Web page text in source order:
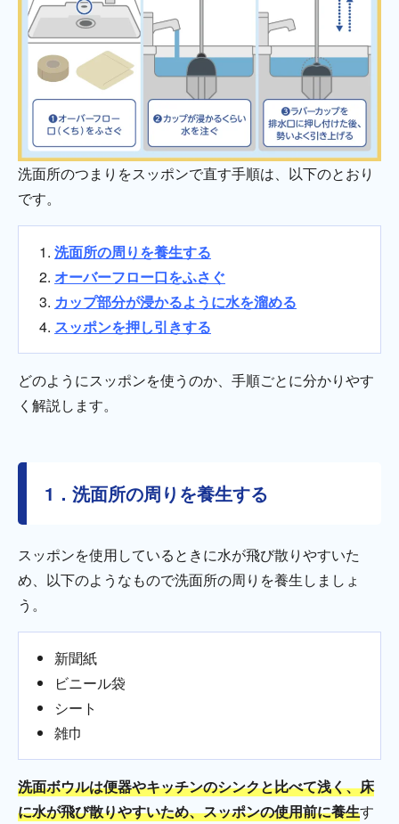
洗面所のつまりをスッポンで直す手順は、以下のとおり
です。
洗面所の周りを養生する
オーバーフロー口をふさぐ
カップ部分が浸かるように水を溜める
スッポンを押し引きする
どのようにスッポンを使うのか、手順ごとに分かりやす
く解説します。
1．洗面所の周りを養生する
スッポンを使用しているときに水が飛び散りやすいた
め、以下のようなもので洗面所の周りを養生しましょ
う。
新聞紙
ビニール袋
シート
雑巾
洗面ボウルは便器やキッチンのシンクと比べて浅く、床
に水が飛び散りやすいため、スッポンの使用前に養生す